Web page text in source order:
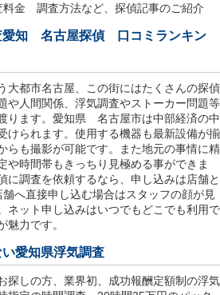
料金 調査方法など、探偵記事のご紹介
知 名古屋探偵 口コミランキン
大都市名古屋、この街にはたくさんの探偵
や人間関係、浮気調査やストーカー問題等
ります。愛知県 名古屋市は中部経済の中
けられます。使用する機器も最新設備が揃
らも撮影が可能です。また地元の事情に精
や時間帯もきっちり見極める事ができま
調査を依頼するなら、申し込みは店舗と
へ直接申し込む場合はスタッフの顔が見
ネット申し込みはいつでもどこでも利用で
魅力です。
愛知県浮気調査
探しの方、業界初、成功報酬定額制の浮気